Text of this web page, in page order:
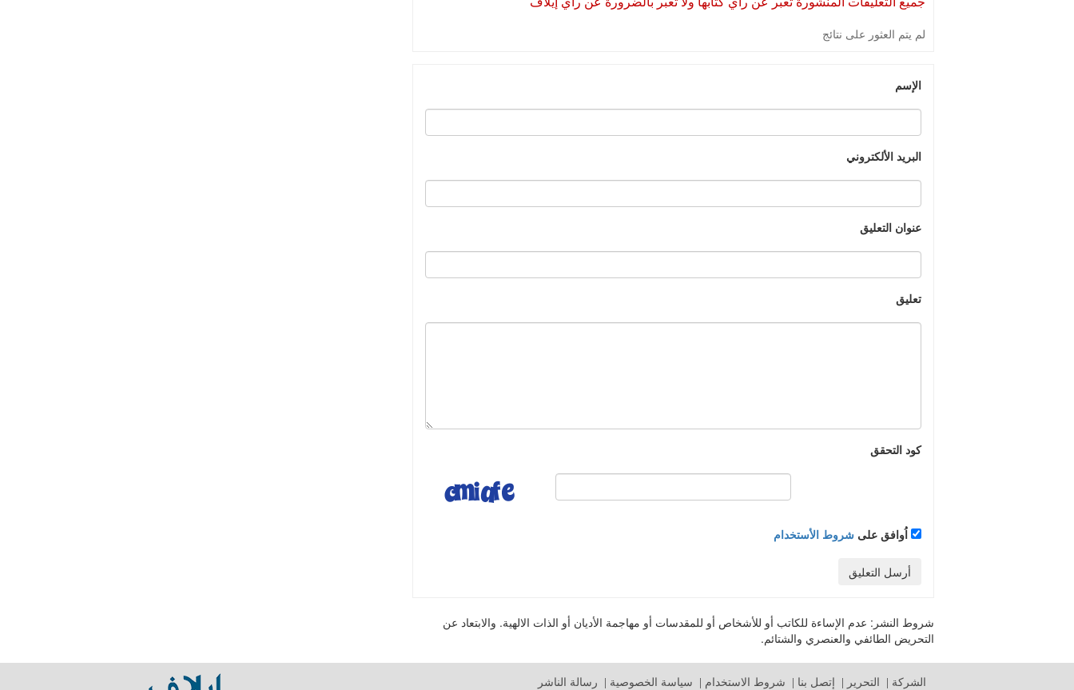
لم يتم العثور على نتائج
الإسم
البريد الألكتروني
عنوان التعليق
تعليق
كود التحقق
اُوافق على شروط الأستخدام
أرسل التعليق
شروط النشر: عدم الإساءة للكاتب أو للأشخاص أو للمقدسات أو مهاجمة الأديان أو الذات الالهية. والابتعاد عن
التحريض الطائفي والعنصري والشتائم.
الشركة التحرير إتصل بنا شروط الاستخدام سياسة الخصوصية رسالة الناشر